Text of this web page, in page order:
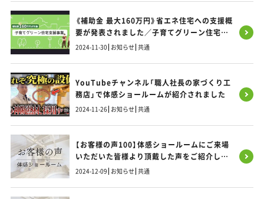
《補助金 最大160万円》省エネ住宅への支援概
要が発表されました／子育てグリーン住宅支
援事業／福岡・熊本・佐賀のお家づくり
2024-11-30 お知らせ 共通
YouTubeチャンネル「職人社長の家づくり工
務店」で体感ショールームが紹介されました
2024-11-26 お知らせ 共通
【お客様の声100】体感ショールームにご来場
いただいた皆様より頂戴した声をご紹介しま
す！
2024-12-09 お知らせ 共通